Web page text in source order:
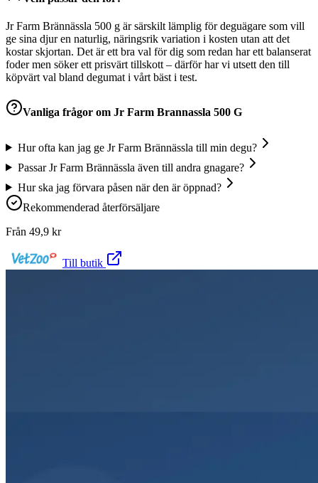
Jr Farm Brännässla 500 g är särskilt lämplig för deguägare som vill
ge sina djur en naturlig, näringsrik variation i kosten utan att det
kostar skjortan. Det är ett bra val för dig som redan har ett balanserat
foder men söker ett prisvärt tillskott – därför har vi utsett den till
köpvärt val bland degumat i vårt bäst i test.
Vanliga frågor om Jr Farm Brannassla 500 G
Hur ofta kan jag ge Jr Farm Brännässla till min degu?
Passar Jr Farm Brännässla även till andra gnagare?
Hur ska jag förvara påsen när den är öppnad?
Rekommenderad återförsäljare
Från 49,9 kr
Till butik